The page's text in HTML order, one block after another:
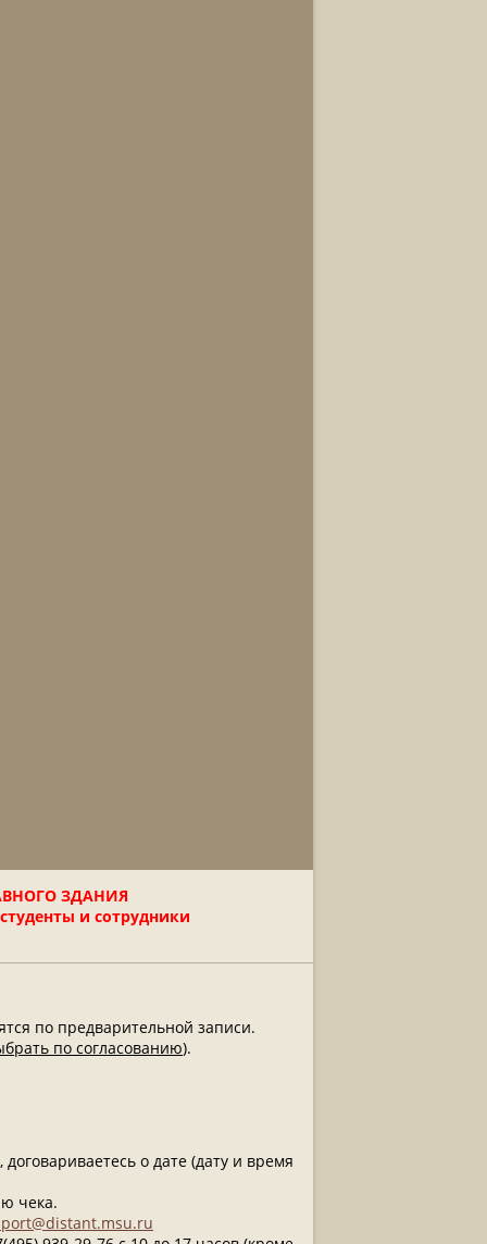
ЗДАНИЯ
и сотрудники
по предварительной записи.
по согласованию).
договариваетесь о дате (дату и время
чека.